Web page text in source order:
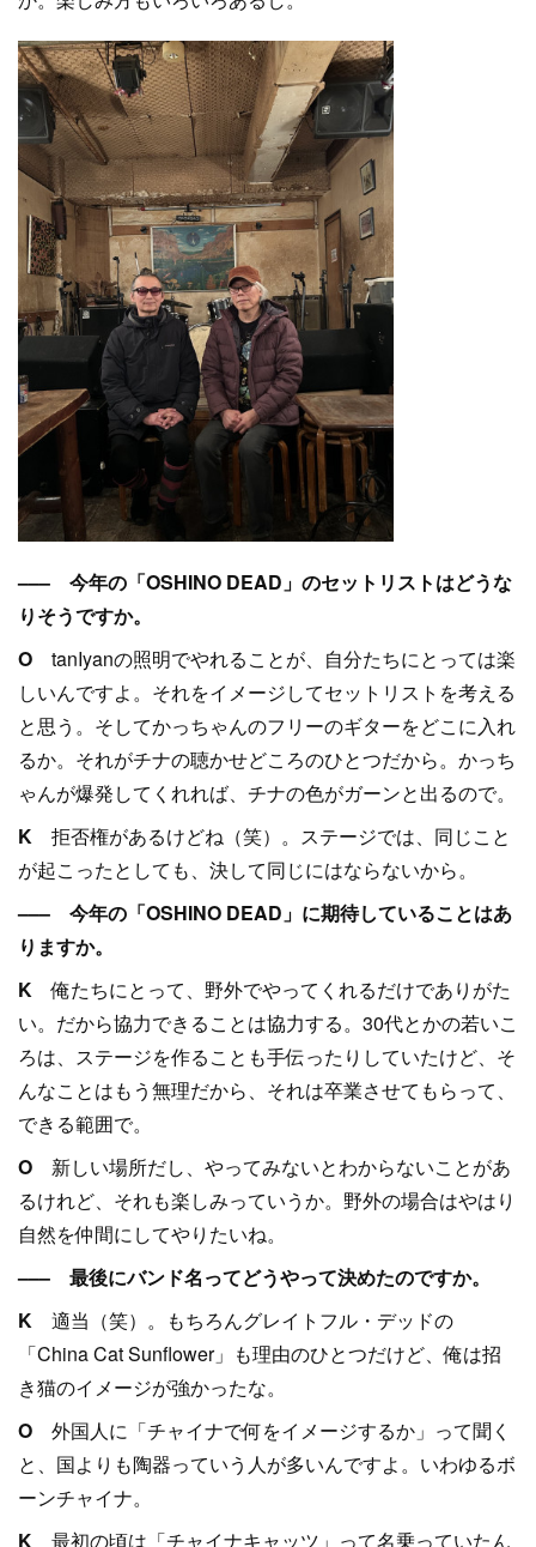
––– 今年の「OSHINO DEAD」のセットリストはどうな
りそうですか。
O tanIyanの照明でやれることが、自分たちにとっては楽
しいんですよ。それをイメージしてセットリストを考える
と思う。そしてかっちゃんのフリーのギターをどこに入れ
るか。それがチナの聴かせどころのひとつだから。かっち
ゃんが爆発してくれれば、チナの色がガーンと出るので。
K 拒否権があるけどね（笑）。ステージでは、同じこと
が起こったとしても、決して同じにはならないから。
––– 今年の「OSHINO DEAD」に期待していることはあ
りますか。
K俺たちにとって、野外でやってくれるだけでありがた
い。だから協力できることは協力する。30代とかの若いこ
ろは、ステージを作ることも手伝ったりしていたけど、そ
んなことはもう無理だから、それは卒業させてもらって、
できる範囲で。
O 新しい場所だし、やってみないとわからないことがあ
るけれど、それも楽しみっていうか。野外の場合はやはり
自然を仲間にしてやりたいね。
––– 最後にバンド名ってどうやって決めたのですか。
K 適当（笑）。もちろんグレイトフル・デッドの
「China Cat Sunflower」も理由のひとつだけど、俺は招
き猫のイメージが強かったな。
O 外国人に「チャイナで何をイメージするか」って聞く
と、国よりも陶器っていう人が多いんですよ。いわゆるボ
ーンチャイナ。
K 最初の頃は「チャイナキャッツ」って名乗っていたん